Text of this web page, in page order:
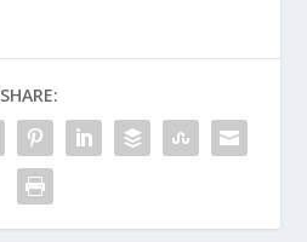
SHARE: